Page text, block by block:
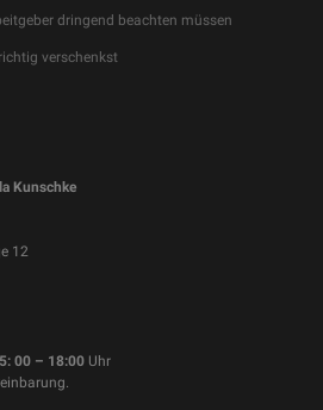
dringend beachten müssen
verschenkst
Kunschke
12
00 – 18:00 Uhr